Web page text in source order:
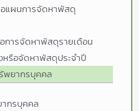
แผนการจัดหาพัสดุ
การจัดหาพัสดุรายเดือน
รือจัดหาพัสดุประจำปี
พยากรบุคคล
กรบุคคล